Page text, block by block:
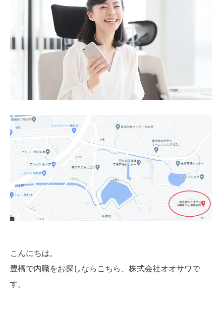
こんにちは。
豊橋で内職をお探しならこちら、株式会社オオサワで
す。